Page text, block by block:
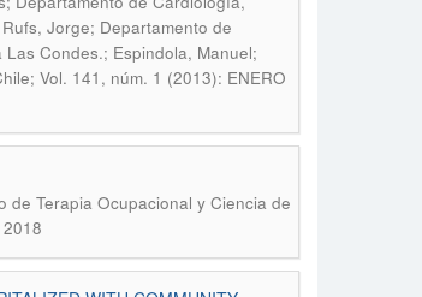
Jorge; Departamento de
Condes.; Espindola, Manuel;
Vol. 141, núm. 1 (2013): ENERO
de Terapia Ocupacional y Ciencia de